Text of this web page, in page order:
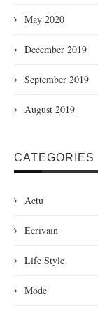
May 2020
December 2019
September 2019
August 2019
CATEGORIES
Actu
Ecrivain
Life Style
Mode